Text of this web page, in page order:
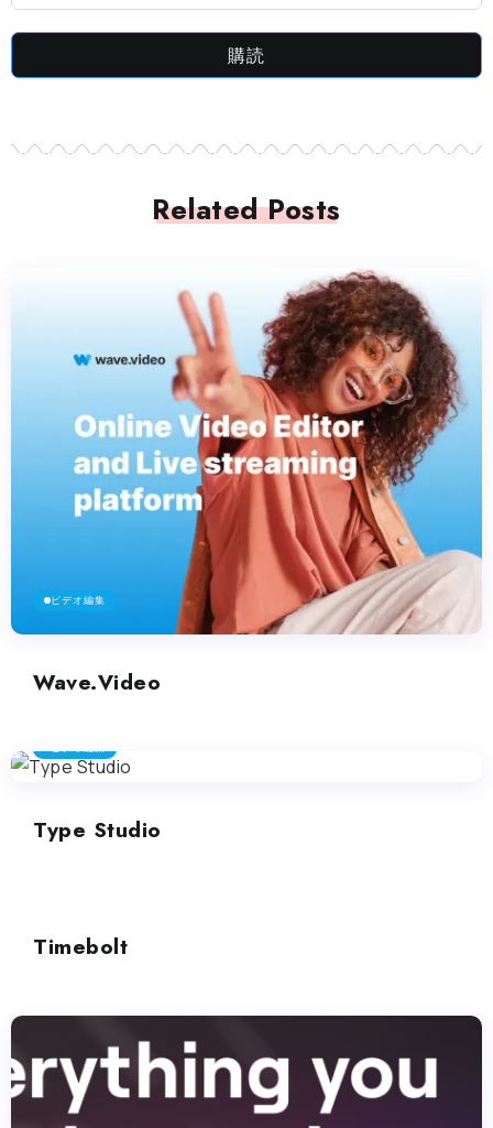
購読
Related Posts
ビデオ編集
Wave.Video
Type Studio
Timebolt